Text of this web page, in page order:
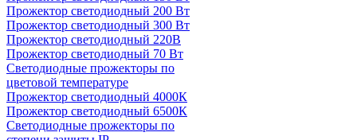
Прожектор светодиодный 200 Вт
Прожектор светодиодный 300 Вт
Прожектор светодиодный 220В
Прожектор светодиодный 70 Вт
Светодиодные прожекторы по
цветовой температуре
Прожектор светодиодный 4000К
Прожектор светодиодный 6500К
Светодиодные прожекторы по